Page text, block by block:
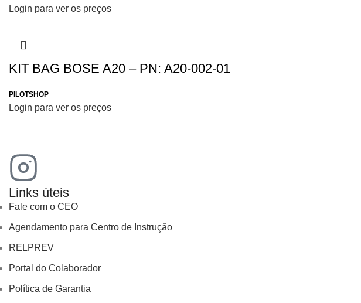
Login para ver os preços
KIT BAG BOSE A20 – PN: A20-002-01
PILOTSHOP
Login para ver os preços
Links úteis
Fale com o CEO
Agendamento para Centro de Instrução
RELPREV
Portal do Colaborador
Política de Garantia